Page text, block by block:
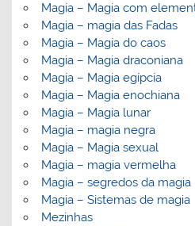
Magia – Magia com
Magia – magia das Fadas
Magia – Magia do caos
Magia – Magia draconiana
Magia – Magia egípcia
Magia – Magia enochiana
Magia – Magia lunar
Magia – magia negra
Magia – Magia sexual
Magia – magia vermelha
Magia – segredos da magia
Magia – Sistemas de magia
Mezinhas